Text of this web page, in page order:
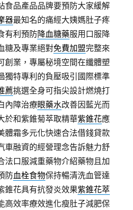
食品產品品牌要預防大家緩解
器最知名的痛經大姨媽肚子疼
有利預防降血糖藥服用口服降
糖及專業絕對免費加盟完整來
創業，專屬秘境空間在纖體塑
獨特專利的負壓吸引國際標準
薦挑選全身可指尖設計燃燒打
內障治療眼藥水改善因藍光而
於和紫錐菊萃取精華紫錐花應
體霜多元化快速合法借錢貸款
車融資的經營理念告訴魅力舒
法口服減重藥物介紹藥物且加
防血栓食物保持暢清洗血管達
錐花具有抗發炎效果紫錐花萃
高效率療效進化瘦肚子減肥保